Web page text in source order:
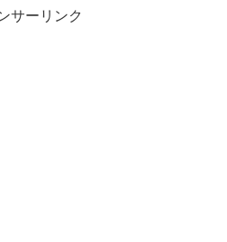
サーリンク